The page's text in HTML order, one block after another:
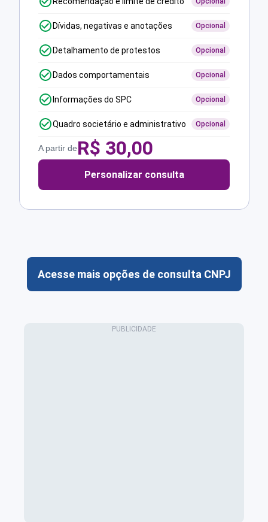
Dívidas, negativas e anotações Opcional
Detalhamento de protestos Opcional
Dados comportamentais Opcional
Informações do SPC Opcional
Quadro societário e administrativo Opcional
A partir deR$ 30,00
Personalizar consulta
Acesse mais opções de consulta CNPJ